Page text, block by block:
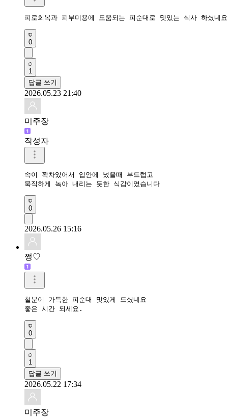
피로회복과 피부미용에 도움되는 피순대로 맛있는 식사 하셨네
0
1
답글 쓰기
2026.05.23 21:40
미주장
작성자
속이 꽉차있어서 입안에 넜을때 부드럽고
묵직하게 녹아 내리는 듯한 식감이였습니다
0
2026.05.26 15:16
쩡♡
철분이 가득한 피순대 맛있게 드셨네요
좋은 시간 되세요.
0
1
답글 쓰기
2026.05.22 17:34
미주장